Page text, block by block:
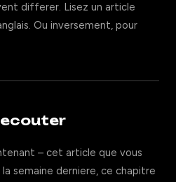
differer. Lisez un article
Ou inversement, pour
– cet article que vous
semaine derniere, ce chapitre